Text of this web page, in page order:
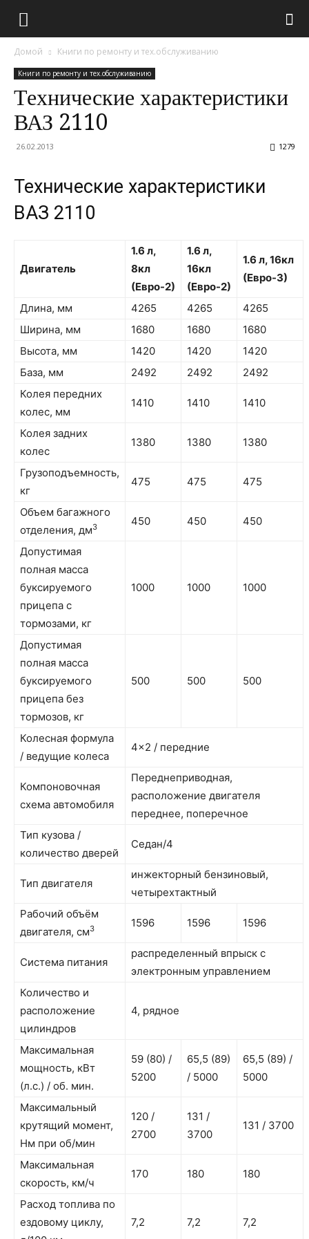
Домой Книги по ремонту и тех.обслуживанию
Книги по ремонту и тех.обслуживанию
Технические характеристики
ВАЗ 2110
26.02.2013 1279
Технические характеристики
ВАЗ 2110
Двигатель
1.6 л,
8кл
(Евро-2)
1.6 л,
16кл
(Евро-2)
1.6 л, 16кл
(Евро-3)
Длина, мм 4265 4265
4265
Ширина, мм
1680 1680
1680
Высота, мм
1420 1420
1420
База, мм
2492 2492
2492
Колея передних
колес, мм
1410 1410 1410
Колея задних
колес
1380 1380 1380
Грузоподъемность,
кг
475 475 475
Объем багажного
отделения, дм3 450 450 450
Допустимая
полная масса
буксируемого
прицепа с
тормозами, кг
1000 1000 1000
Допустимая
полная масса
буксируемого
прицепа без
тормозов, кг
500 500 500
Колесная формула
/ ведущие колеса
4×2 / передние
Компоновочная
схема автомобиля
Переднеприводная,
расположение двигателя
переднее, поперечное
Тип кузова /
количество дверей
Седан/4
Тип двигателя
инжекторный бензиновый,
четырехтактный
Рабочий объём
двигателя, см3 1596 1596 1596
Система питания
распределенный впрыск с
электронным управлением
Количество и
расположение
цилиндров
4, рядное
Максимальная
мощность, кВт
(л.с.) / об. мин.
59 (80) /
5200
65,5 (89)
/ 5000
65,5 (89) /
5000
Максимальный
крутящий момент,
Нм при об/мин
120 /
2700
131 /
3700
131 / 3700
Максимальная
скорость, км/ч
170 180 180
Расход топлива по
ездовому циклу,
7,2 7,2 7,2